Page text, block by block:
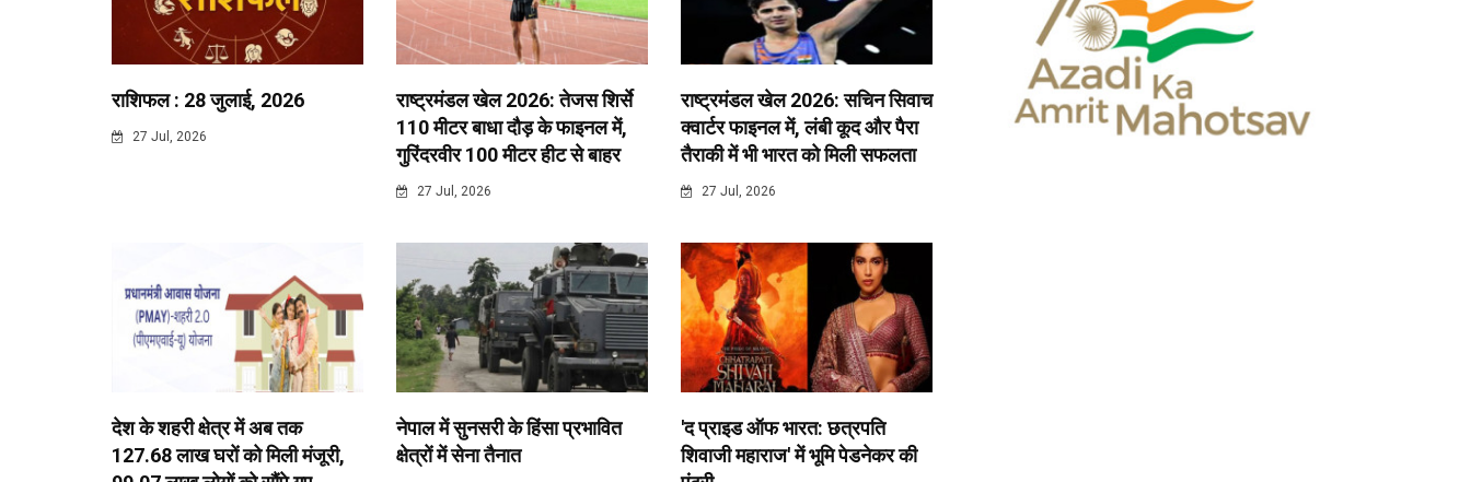
राशिफल : 28 जुलाई, 2026
27 Jul, 2026
राष्ट्रमंडल खेल 2026: तेजस शिर्से
110 मीटर बाधा दौड़ के फाइनल में,
गुरिंदरवीर 100 मीटर हीट से बाहर
27 Jul, 2026
राष्ट्रमंडल खेल 2026: सचिन सिवाच
क्वार्टर फाइनल में, लंबी कूद और पैरा
तैराकी में भी भारत को मिली सफलता
27 Jul, 2026
देश के शहरी क्षेत्र में अब तक
127.68 लाख घरों को मिली मंजूरी,
नेपाल में सुनसरी के हिंसा प्रभावित
क्षेत्रों में सेना तैनात
'द प्राइड ऑफ भारत: छत्रपति
शिवाजी महाराज' में भूमि पेडनेकर की